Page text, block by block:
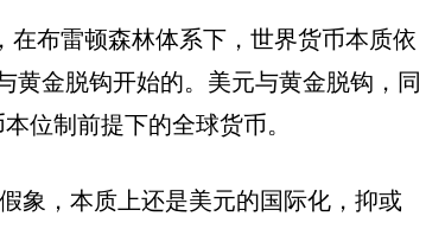
布雷顿森林体系下，世界货币本质依
黄金脱钩开始的。美元与黄金脱钩，同
位制前提下的全球货币。
象，本质上还是美元的国际化，抑或